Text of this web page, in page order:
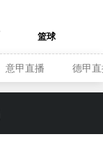
篮球
意甲直播 德甲